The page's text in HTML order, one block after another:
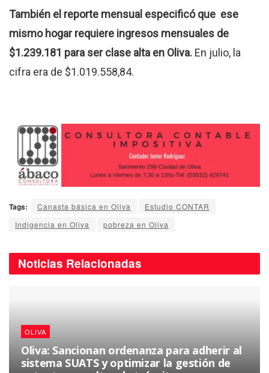
También el reporte mensual especificó que ese
mismo hogar requiere ingresos mensuales de
$1.239.181 para ser clase alta en Oliva. En julio, la
cifra era de $1.019.558,84.
Tags: Canasta básica en Oliva
Estudio CONTAR
Indigencia en Oliva
pobreza en Oliva
Noticias Relacionadas
OLIVA
Oliva: Sancionan ordenanza para adherir al
sistema SUATS y optimizar la gestión de